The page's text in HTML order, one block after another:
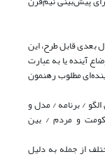
بعدی قابل طرح، این
آینده یا به عبارت
مطلوب رهنمون
/ برنامه / مدل و
و مردم / بین
از جمله به دلیل